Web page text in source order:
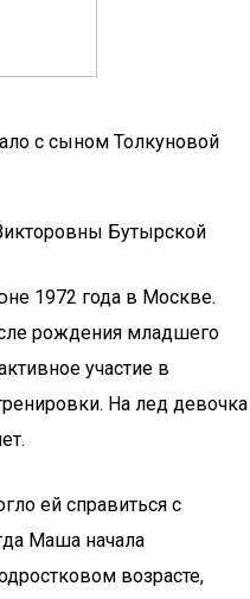
с сыном Толкуновой
Бутырской
1972 года в Москве.
рождения младшего
участие в
На лед девочка
ей справиться с
Маша начала
возрасте,